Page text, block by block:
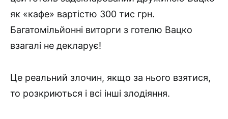
як «кафе» вартістю 300 тис грн.
Багатомільйонні виторги з готелю Вацко
взагалі не декларує!
Це реальний злочин, якщо за нього взятися,
то розкриються і всі інші злодіяння.